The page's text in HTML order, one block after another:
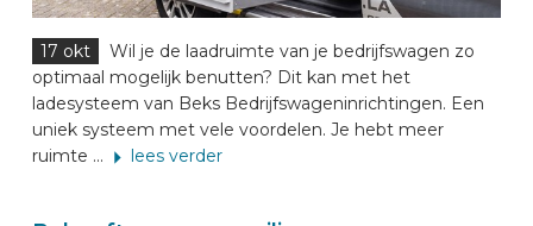
17 okt
Wil je de laadruimte van je bedrijfswagen zo
optimaal mogelijk benutten? Dit kan met het
ladesysteem van Beks Bedrijfswageninrichtingen. Een
uniek systeem met vele voordelen. Je hebt meer
ruimte ...
lees verder